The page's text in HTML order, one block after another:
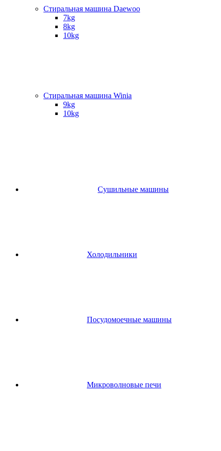
Стиральная машина Daewoo
7kg
8kg
10kg
Стиральная машина Winia
9kg
10kg
Сушильные машины
Холодильники
Посудомоечные машины
Микроволновые печи